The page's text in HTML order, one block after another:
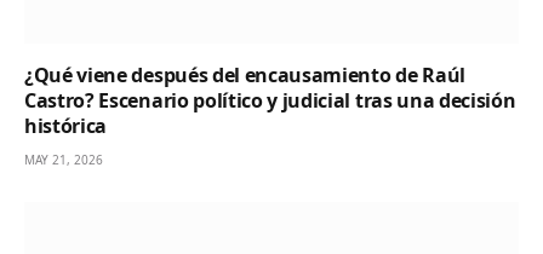
¿Qué viene después del encausamiento de Raúl
Castro? Escenario político y judicial tras una decisión
histórica
MAY 21, 2026